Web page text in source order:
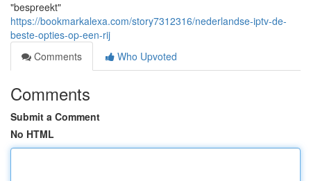
"bespreekt"
https://bookmarkalexa.com/story7312316/nederlandse-iptv-de-
beste-opties-op-een-rij
Comments
Who Upvoted
Comments
Submit a Comment
No HTML